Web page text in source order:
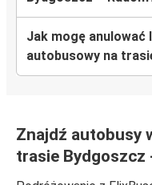
Jak mogę anulować
autobusowy na
Znajdź autobusy
trasie Bydgoszcz